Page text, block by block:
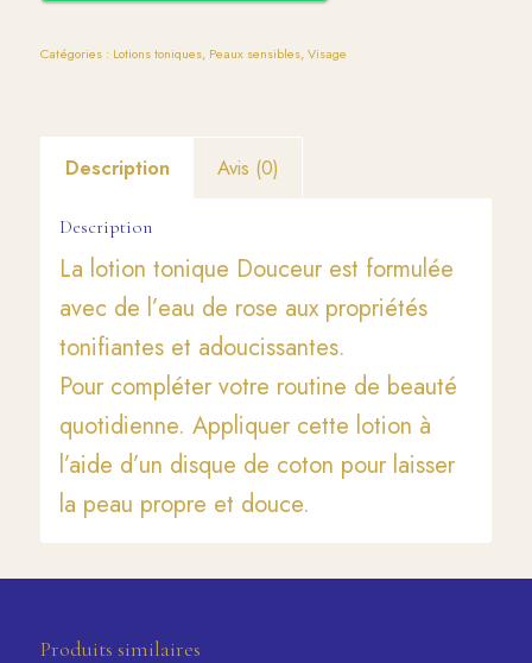
Catégories : Lotions toniques, Peaux sensibles,Visage
Description Avis (0)
Description
La lotion tonique Douceur est formulée
avec de l’eau de rose aux propriétés
tonifiantes et adoucissantes.
Pour compléter votre routine de beauté
quotidienne. Appliquer cette lotion à
l’aide d’un disque de coton pour laisser
la peau propre et douce.
Produits similaires